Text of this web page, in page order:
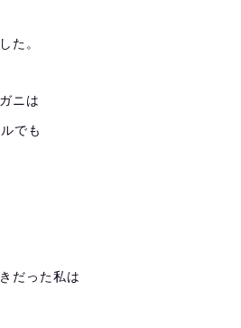
た。
ニは
でも
だった私は